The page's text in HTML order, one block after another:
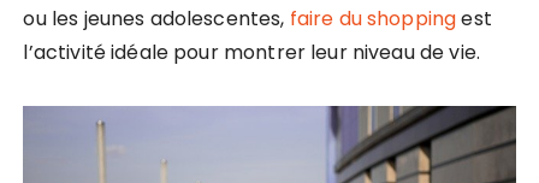
ou les jeunes adolescentes, faire du shoppingest
l’activité idéale pour montrer leur niveau de vie.